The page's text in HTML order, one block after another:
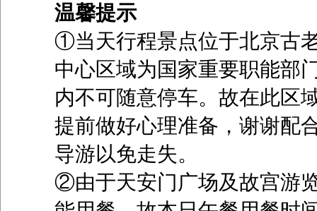
温馨提示
①当天行程景点位于北京古
中心区域为国家重要职能部
内不可随意停车。故在此区
提前做好心理准备，谢谢配
导游以免走失。
②由于天安门广场及故宫游